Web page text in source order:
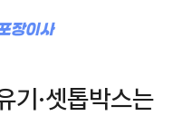
기·셋톱박스는